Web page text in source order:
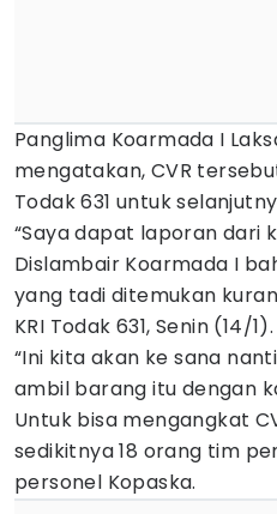
Panglima Koarmada I
mengatakan, CVR
Todak 631 untuk
“Saya dapat laporan dari
Dislambair Koarmada I
yang tadi ditemukan
KRI Todak 631, Senin (14/1).
“Ini kita akan ke sana
ambil barang itu dengan
Untuk bisa mengangkat
sedikitnya 18 orang tim
personel Kopaska.